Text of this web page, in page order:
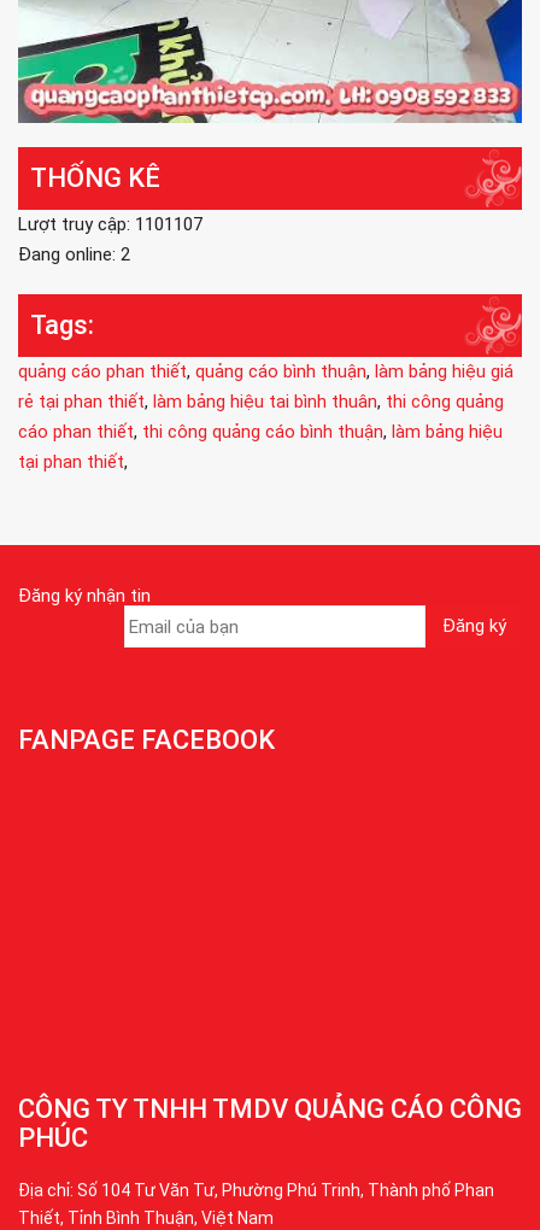
THỐNG KÊ
Lượt truy cập: 1101107
Đang online: 2
Tags:
quảng cáo phan thiết, quảng cáo bình thuận, làm bảng hiệu giá
rẻ tại phan thiết, làm bảng hiệu tai bình thuân, thi công quảng
cáo phan thiết, thi công quảng cáo bình thuận, làm bảng hiệu
tại phan thiết,
Đăng ký nhận tin
FANPAGE FACEBOOK
CÔNG TY TNHH TMDV QUẢNG CÁO CÔNG
PHÚC
Địa chỉ: Số 104 Tư Văn Tư, Phường Phú Trinh, Thành phố Phan
Thiết, Tỉnh Bình Thuận, Việt Nam